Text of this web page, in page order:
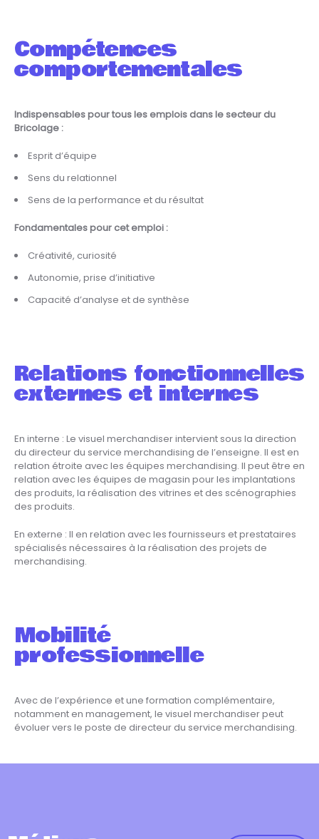
Compétences
comportementales
Indispensables pour tous les emplois dans le secteur du
Bricolage :
Esprit d’équipe
Sens du relationnel
Sens de la performance et du résultat
Fondamentales pour cet emploi :
Créativité, curiosité
Autonomie, prise d’initiative
Capacité d’analyse et de synthèse
Relations fonctionnelles
externes et internes
En interne : Le visuel merchandiser intervient sous la direction
du directeur du service merchandising de l’enseigne. Il est en
relation étroite avec les équipes merchandising. Il peut être en
relation avec les équipes de magasin pour les implantations
des produits, la réalisation des vitrines et des scénographies
des produits.
En externe : Il en relation avec les fournisseurs et prestataires
spécialisés nécessaires à la réalisation des projets de
merchandising.
Mobilité
professionnelle
Avec de l’expérience et une formation complémentaire,
notamment en management, le visuel merchandiser peut
évoluer vers le poste de directeur du service merchandising.